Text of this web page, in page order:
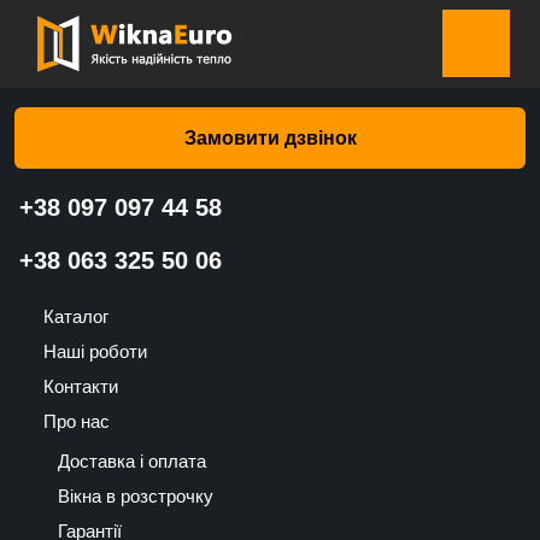
Замовити дзвінок
+38 097 097 44 58
+38 063 325 50 06
Каталог
Наші роботи
Контакти
Про нас
Доставка і оплата
Вікна в розстрочку
Гарантії
Головна сторінка»Каталог
Ролети на вікна купити в Києві
та Україні | WiknaEuro
Встановлюйте Ролети на вікна
купити в Києві та Україні |
WiknaEuro та відновлюйте своє
житло користуючись допомогою
держави або розстрочкою